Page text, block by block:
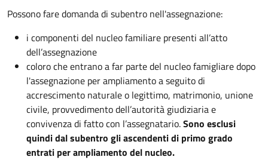
Possono fare domanda di subentro nell'assegnazione:
i componenti del nucleo familiare presenti all’atto
dell’assegnazione
coloro che entrano a far parte del nucleo famigliare dopo
l'assegnazione per ampliamento a seguito di
accrescimento naturale o legittimo, matrimonio, unione
civile, provvedimento dell’autorità giudiziaria e
convivenza di fatto con l’assegnatario.Sono esclusi
quindi dal subentro gli ascendenti di primo grado
entrati per ampliamento del nucleo.